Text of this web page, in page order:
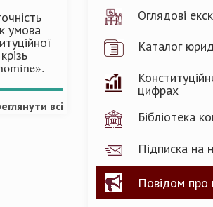
умова
всі
Оглядові
Каталог
цифрах
Бібліотека
Підписка на
Повідом про